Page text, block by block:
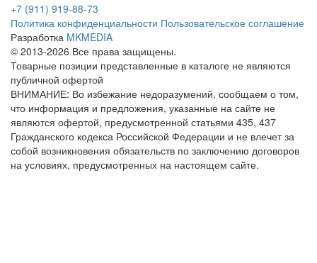
+7 (911) 919-88-73
Политика конфиденциальности Пользовательское соглашение
Разработка MKMEDIA
© 2013-2026 Все права защищены.
Товарные позиции представленные в каталоге не являются
публичной офертой
ВНИМАНИЕ: Во избежание недоразумений, сообщаем о том,
что информация и предложения, указанные на сайте не
являются офертой, предусмотренной статьями 435, 437
Гражданского кодекса Российской Федерации и не влечет за
собой возникновения обязательств по заключению договоров
на условиях, предусмотренных на настоящем сайте.